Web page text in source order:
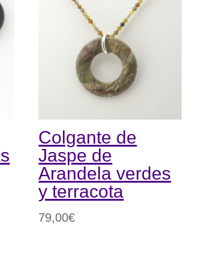
Colgante de
Jaspe de
Arandela verdes
y terracota
79,00€